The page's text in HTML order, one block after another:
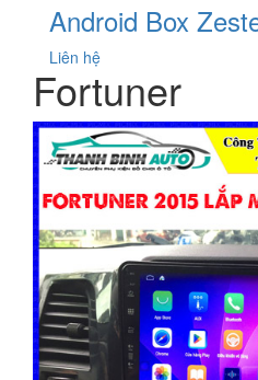
Android Box
Liên hệ
Fortuner